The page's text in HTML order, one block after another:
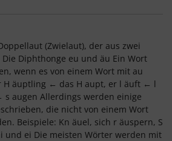
(Zwielaut), der aus zwei
Diphthonge eu und äu Ein Wort
wenn es von einem Wort mit au
H äuptling ← das H aupt, er l äuft ← l
augen Allerdings werden einige
die nicht von einem Wort
Beispiele: Kn äuel, sich r äuspern, S
und ei Die meisten Wörter werden mit